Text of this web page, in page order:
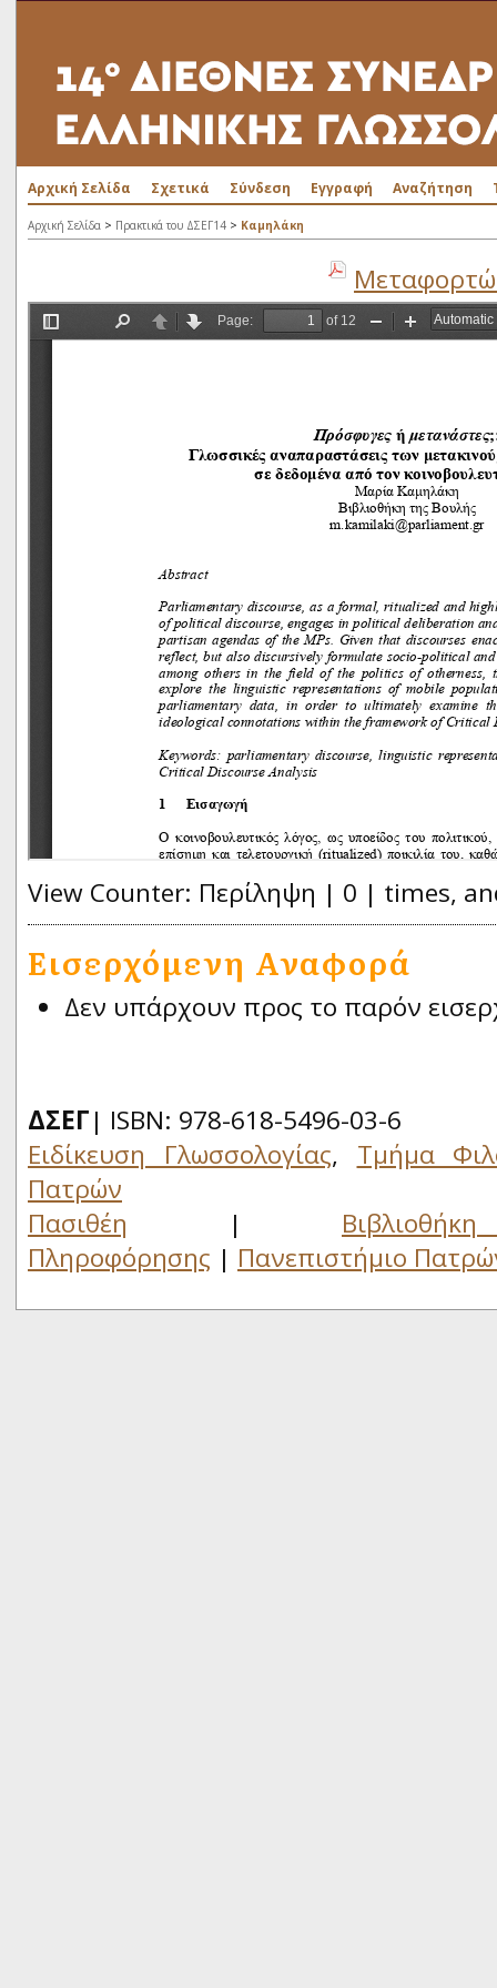
Αρχική Σελίδα Σχετικά Σύνδεση Εγγραφή Αναζήτηση
Αρχική Σελίδα > Πρακτικά του ΔΣΕΓ14 > Καμηλάκη
View Counter: Περίληψη | 0 | times,
Εισερχόμενη Αναφορά
Δεν υπάρχουν προς το παρόν
ΔΣΕΓ| ISBN: 978-618-5496-03-6
Ειδίκευση Γλωσσολογίας, Τμήμα
Πατρών
Πασιθέη |
Πληροφόρησης | Πανεπιστήμιο